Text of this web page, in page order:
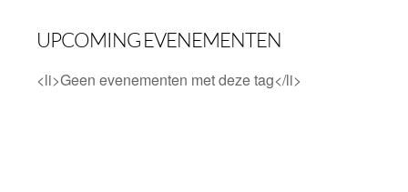
UPCOMING EVENEMENTEN
<li>Geen evenementen met deze tag</li>